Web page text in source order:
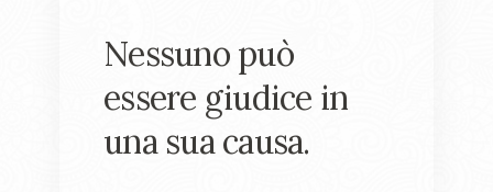
Nessuno può
essere giudice in
una sua causa.